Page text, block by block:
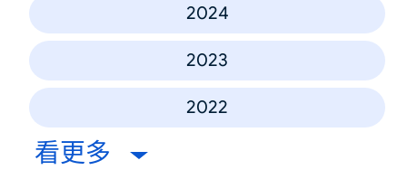
2024
2023
2022
看更多